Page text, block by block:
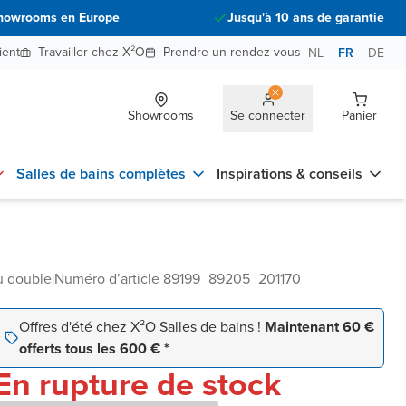
en Europe
Jusqu'à 10 ans de garantie
Travailler chez X²O Prendre un rendez-vous NL FR DE
Showrooms Se connecter Panier
Salles de bains complètes Inspirations & conseils
double|Numéro d’article 89199_89205_201170
Offres d'été chez X²O Salles de bains ! Maintenant 60 €
offerts tous les 600 € *
rupture de stock